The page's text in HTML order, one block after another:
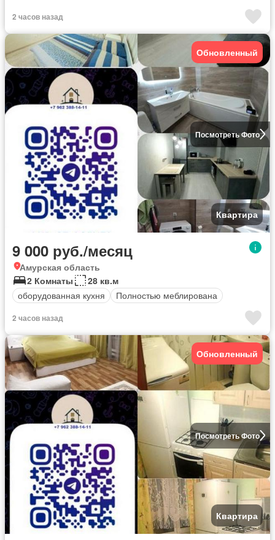
2 часов назад
Посмотреть Фото
Обновленный
Квартира
9 000 руб./месяц
Амурская область
2 Комнаты
28 кв.м
оборудованная кухня
Полностью меблирована
2 часов назад
Посмотреть Фото
Обновленный
Квартира